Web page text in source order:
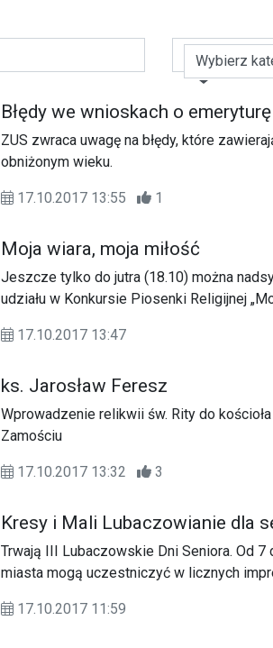
Wybierz
Błędy we wnioskach o emeryturę
ZUS zwraca uwagę na błędy, które
obniżonym wieku.
17.10.2017 13:55 1
Moja wiara, moja miłość
Jeszcze tylko do jutra (18.10) można
udziału w Konkursie Piosenki Religijnej
17.10.2017 13:47
ks. Jarosław Feresz
Wprowadzenie relikwii św. Rity do
Zamościu
17.10.2017 13:32 3
Kresy i Mali Lubaczowianie dla
Trwają III Lubaczowskie Dni Seniora. Od
miasta mogą uczestniczyć w licznych
17.10.2017 11:59